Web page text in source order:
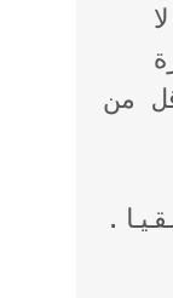
إلى أوروبا، رغم أن أقل من